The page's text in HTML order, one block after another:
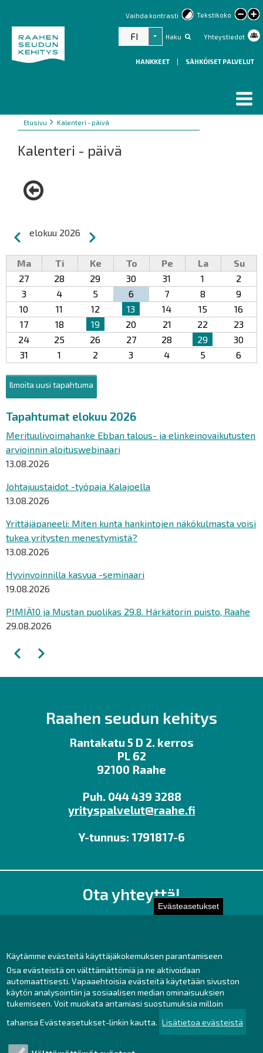
Evästeasetukset
Käytämme evästeitä käyttäjäkokemuksen parantamiseen
Osa evästeistä on välttämättömiä ja ne aktivoidaan
automaattisesti. Vapaaehtoisia evästeitä käytetään sivuston
käytön analysointiin ja sosiaalisen median ominaisuuksien
tukemiseen. Voit muokata antamiasi suostumuksia milloin
tahansa Evästeasetukset-linkin kautta. Lisätietoa evästeistä
Tekstikoko
text
Vaihda kontrasti
Haku Yhteystiedot
FI Listaa lisätoiminnot
HANKKEET | SÄHKÖISET PALVELUT
Murupolku
You
here:
Etusivu Kalenteri - päivä
Kalenteri - päivä
Sivutus
Edellinen
elokuu 2026 Seuraava
Ma Ti Ke To Pe La
Su
27
28 29 30 31 1
2
3
4 5 6 7 8
9
10
11 12 13 14 15
16
17
18 19 20 21 22
23
24
25 26 27 28 29
30
31
1 2 3 4 5 6
Ilmoita uusi tapahtuma
Tapahtumat elokuu 2026
Merituulivoimahanke Ebban talous- ja elinkeinovaikutusten
arvioinnin aloituswebinaari
13.08.2026
Johtajuustaidot -työpaja Kalajoella
13.08.2026
Yrittäjäpaneeli: Miten kunta hankintojen näkökulmasta voisi
tukea yritysten menestymistä?
13.08.2026
Hyvinvoinnilla kasvua -seminaari
19.08.2026
PIMIÄ10 ja Mustan puolikas 29.8. Härkätorin puisto, Raahe
29.08.2026
Sivutus
EdellinenSeuraava
Raahen seudun kehitys
Rantakatu 5 D 2. kerros
PL 62
92100 Raahe
Puh. 044 439 3288
yrityspalvelut@raahe.fi
Y-tunnus: 1791817-6
Ota yhteyttä!
Toimisto
Facebook
Instagram
LinkedIn